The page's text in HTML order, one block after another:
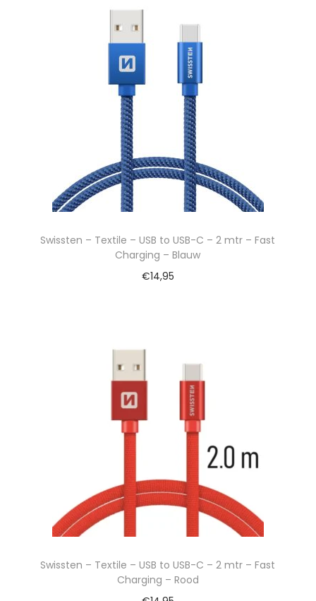
Swissten – Textile – USB to USB-C – 2 mtr – Fast
Charging – Blauw
€14,95
Swissten – Textile – USB to USB-C – 2 mtr – Fast
Charging – Rood